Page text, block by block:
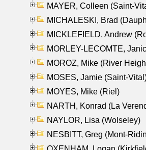
MAYER, Colleen (Saint-
MICHALESKI, Brad
MICKLEFIELD, Andrew
MORLEY-LECOMTE,
MOROZ, Mike (River
MOSES, Jamie (Saint-
MOYES, Mike (Riel)
NARTH, Konrad (La
NAYLOR, Lisa (Wolseley)
NESBITT, Greg (Mont-